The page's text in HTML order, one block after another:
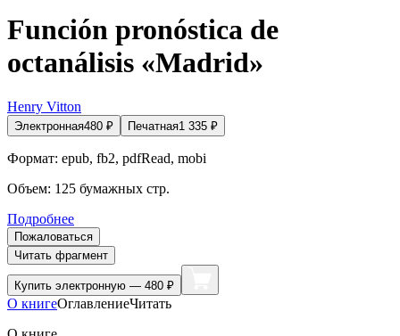
Función pronóstica de
octanálisis «Madrid»
Henry Vitton
Электронная480 ₽ Печатная1 335 ₽
Формат: epub, fb2, pdfRead, mobi
Объем: 125 бумажных стр.
Подробнее
Пожаловаться
Читать фрагмент
Купить электронную — 480 ₽
О книгеОглавлениеЧитать